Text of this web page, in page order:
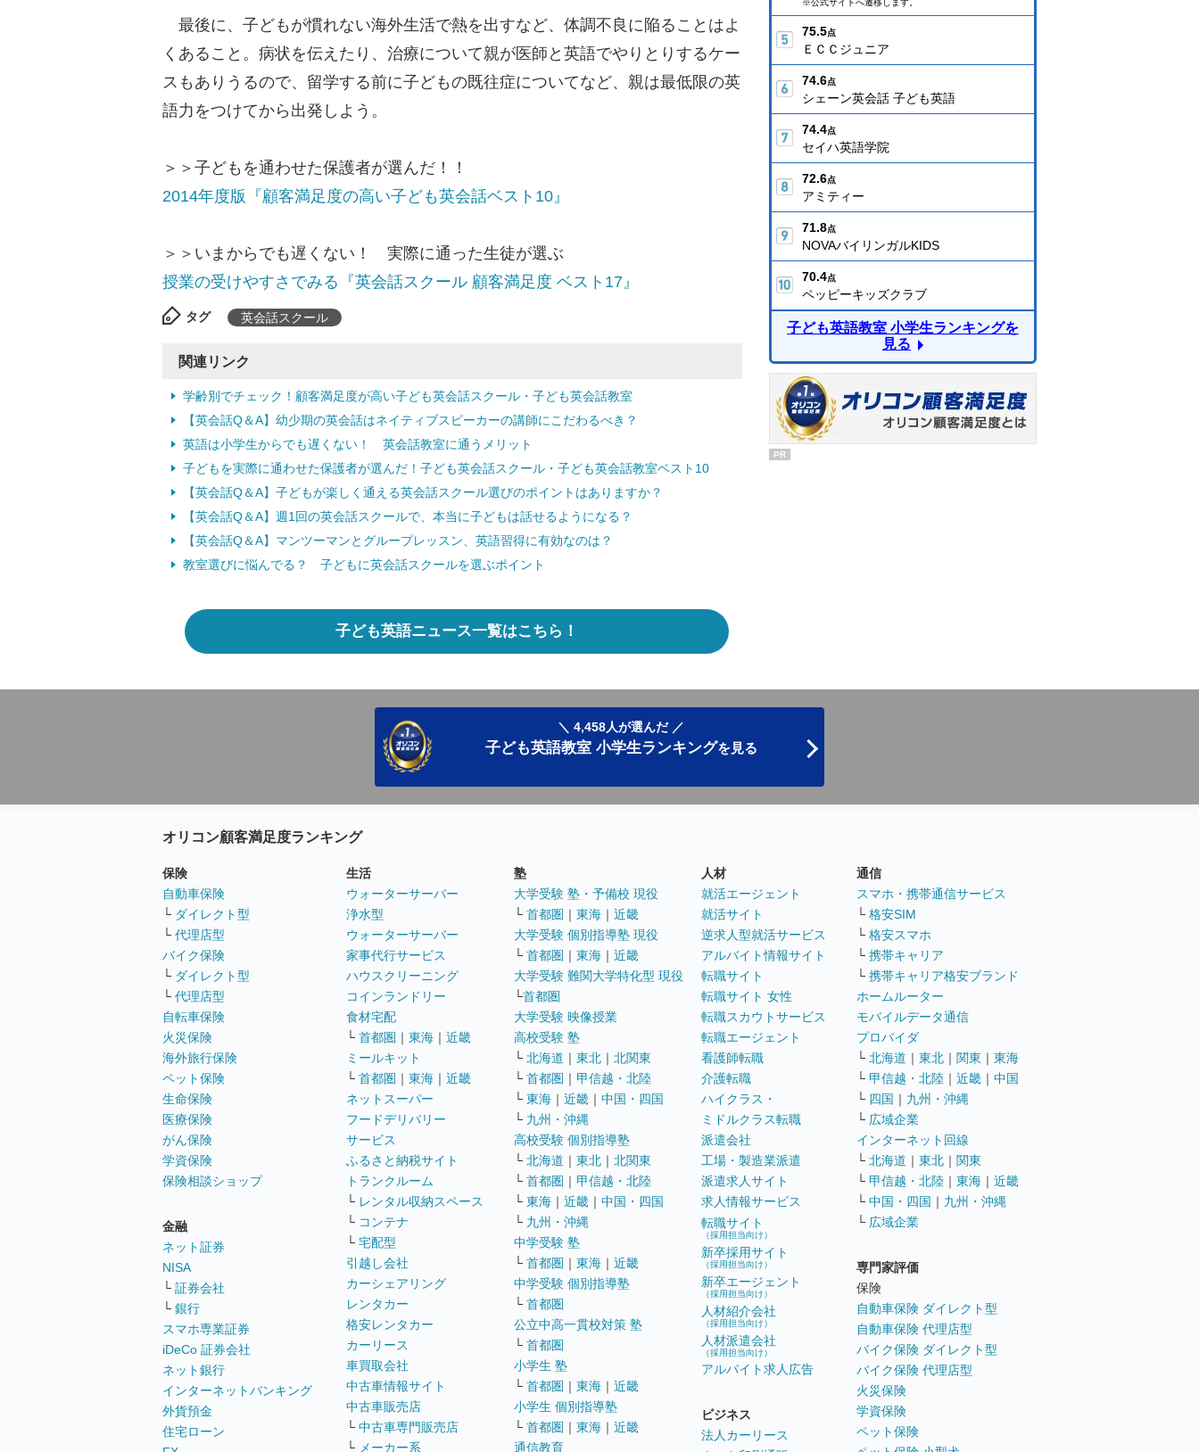
最後に、子どもが慣れない海外生活で熱を出すなど、体調不良に陥ることはよ
くあること。病状を伝えたり、治療について親が医師と英語でやりとりするケー
スもありうるので、留学する前に子どもの既往症についてなど、親は最低限の英
語力をつけてから出発しよう。
＞＞子どもを通わせた保護者が選んだ！！
2014年度版『顧客満足度の高い子ども英会話ベスト10』
＞＞いまからでも遅くない！ 実際に通った生徒が選ぶ
授業の受けやすさでみる『英会話スクール 顧客満足度 ベスト17』
タグ 英会話スクール
関連リンク
学齢別でチェック！顧客満足度が高い子ども英会話スクール・子ども英会話教室
【英会話Q＆A】幼少期の英会話はネイティブスピーカーの講師にこだわるべき？
英語は小学生からでも遅くない！ 英会話教室に通うメリット
子どもを実際に通わせた保護者が選んだ！子ども英会話スクール・子ども英会話教室ベスト10
【英会話Q＆A】子どもが楽しく通える英会話スクール選びのポイントはありますか？
【英会話Q＆A】週1回の英会話スクールで、本当に子どもは話せるようになる？
【英会話Q＆A】マンツーマンとグループレッスン、英語習得に有効なのは？
教室選びに悩んでる？ 子どもに英会話スクールを選ぶポイント
子ども英語ニュース一覧はこちら！
※公式サイトへ遷移します。
75.5点
ＥＣＣジュニア
74.6点
シェーン英会話 子ども英語
74.4点
セイハ英語学院
72.6点
アミティー
71.8点
NOVAバイリンガルKIDS
70.4点
ペッピーキッズクラブ
子ども英語教室 小学生ランキングを
見る
PR
＼ 4,458人が選んだ ／
子ども英語教室 小学生ランキングを見る
オリコン顧客満足度ランキング
保険
自動車保険
└ ダイレクト型
└ 代理店型
バイク保険
└ ダイレクト型
└ 代理店型
自転車保険
火災保険
海外旅行保険
ペット保険
生命保険
医療保険
がん保険
学資保険
保険相談ショップ
金融
ネット証券
NISA
└ 証券会社
└ 銀行
スマホ専業証券
iDeCo 証券会社
ネット銀行
インターネットバンキング
外貨預金
住宅ローン
生活
ウォーターサーバー
浄水型
ウォーターサーバー
家事代行サービス
ハウスクリーニング
コインランドリー
食材宅配
└ 首都圏 ｜ 東海 ｜ 近畿
ミールキット
└ 首都圏 ｜ 東海 ｜ 近畿
ネットスーパー
フードデリバリー
サービス
ふるさと納税サイト
トランクルーム
└ レンタル収納スペース
└ コンテナ
└ 宅配型
引越し会社
カーシェアリング
レンタカー
格安レンタカー
カーリース
車買取会社
中古車情報サイト
中古車販売店
└ 中古車専門販売店
└ メーカー系
塾
大学受験 塾・予備校 現役
└ 首都圏 ｜ 東海 ｜ 近畿
大学受験 個別指導塾 現役
└ 首都圏 ｜ 東海 ｜ 近畿
大学受験 難関大学特化型 現役
└首都圏
大学受験 映像授業
高校受験 塾
└ 北海道 ｜ 東北 ｜ 北関東
└ 首都圏 ｜ 甲信越・北陸
└ 東海 ｜ 近畿 ｜ 中国・四国
└ 九州・沖縄
高校受験 個別指導塾
└ 北海道 ｜ 東北 ｜ 北関東
└ 首都圏 ｜ 甲信越・北陸
└ 東海 ｜ 近畿 ｜ 中国・四国
└ 九州・沖縄
中学受験 塾
└ 首都圏 ｜ 東海 ｜ 近畿
中学受験 個別指導塾
└ 首都圏
公立中高一貫校対策 塾
└ 首都圏
小学生 塾
└ 首都圏 ｜ 東海 ｜ 近畿
小学生 個別指導塾
└ 首都圏 ｜ 東海 ｜ 近畿
通信教育
人材
就活エージェント
就活サイト
逆求人型就活サービス
アルバイト情報サイト
転職サイト
転職サイト 女性
転職スカウトサービス
転職エージェント
看護師転職
介護転職
ハイクラス・
ミドルクラス転職
派遣会社
工場・製造業派遣
派遣求人サイト
求人情報サービス
転職サイト
（採用担当向け）
新卒採用サイト
（採用担当向け）
新卒エージェント
（採用担当向け）
人材紹介会社
（採用担当向け）
人材派遣会社
（採用担当向け）
アルバイト求人広告
ビジネス
法人カーリース
通信
スマホ・携帯通信サービス
└ 格安SIM
└ 格安スマホ
└ 携帯キャリア
└ 携帯キャリア格安ブランド
ホームルーター
モバイルデータ通信
プロバイダ
└ 北海道 ｜ 東北 ｜ 関東 ｜ 東海
└ 甲信越・北陸 ｜ 近畿 ｜ 中国
└ 四国 ｜ 九州・沖縄
└ 広域企業
インターネット回線
└ 北海道 ｜ 東北 ｜ 関東
└ 甲信越・北陸 ｜ 東海 ｜ 近畿
└ 中国・四国 ｜ 九州・沖縄
└ 広域企業
専門家評価
保険
自動車保険 ダイレクト型
自動車保険 代理店型
バイク保険 ダイレクト型
バイク保険 代理店型
火災保険
学資保険
ペット保険